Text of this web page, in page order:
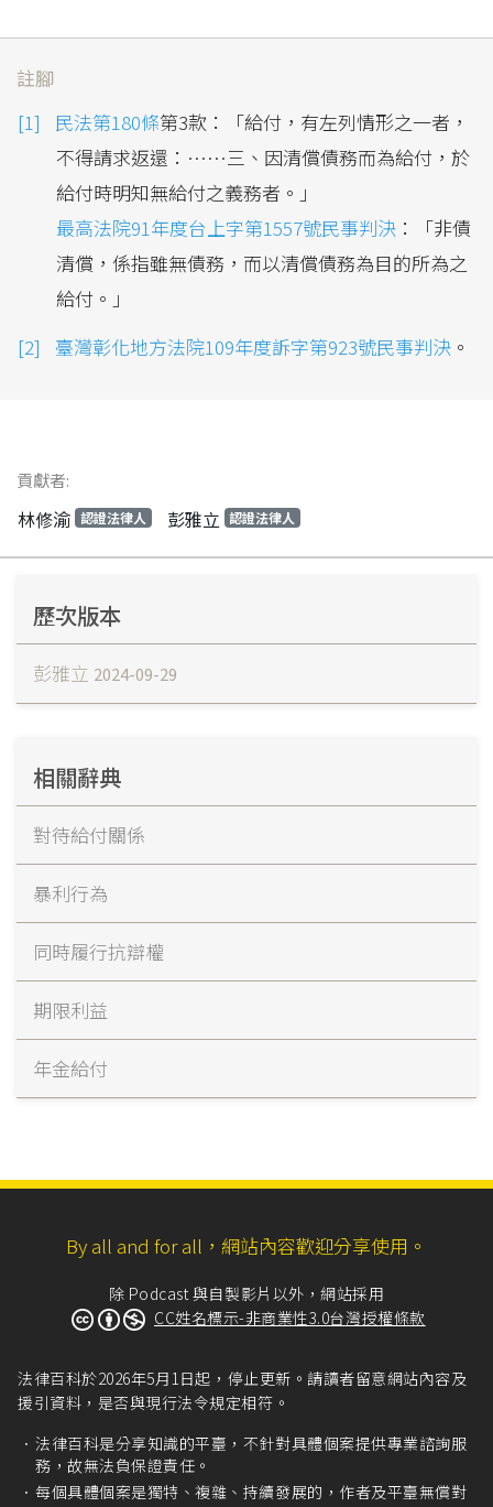
註腳
民法第180條第3款：「給付，有左列情形之一者，
不得請求返還：……三、因清償債務而為給付，於
給付時明知無給付之義務者。」
最高法院91年度台上字第1557號民事判決 ：「非債
清償，係指雖無債務，而以清償債務為目的所為之
給付。」
臺灣彰化地方法院109年度訴字第923號民事判決 。
貢獻者:
林修渝 認證法律人 彭雅立 認證法律人
歷次版本
彭雅立 2024-09-29
相關辭典
對待給付關係
暴利行為
同時履行抗辯權
期限利益
年金給付
By all and for all，網站內容歡迎分享使用。
除 Podcast 與自製影片以外，網站採用
CC姓名標示-非商業性3.0台灣授權條款
法律百科於2026年5月1日起，停止更新。請讀者留意網站內容及
援引資料，是否與現行法令規定相符。
法律百科是分享知識的平臺，不針對具體個案提供專業諮詢服
務，故無法負保證責任。
每個具體個案是獨特、複雜、持續發展的，作者及平臺無償對